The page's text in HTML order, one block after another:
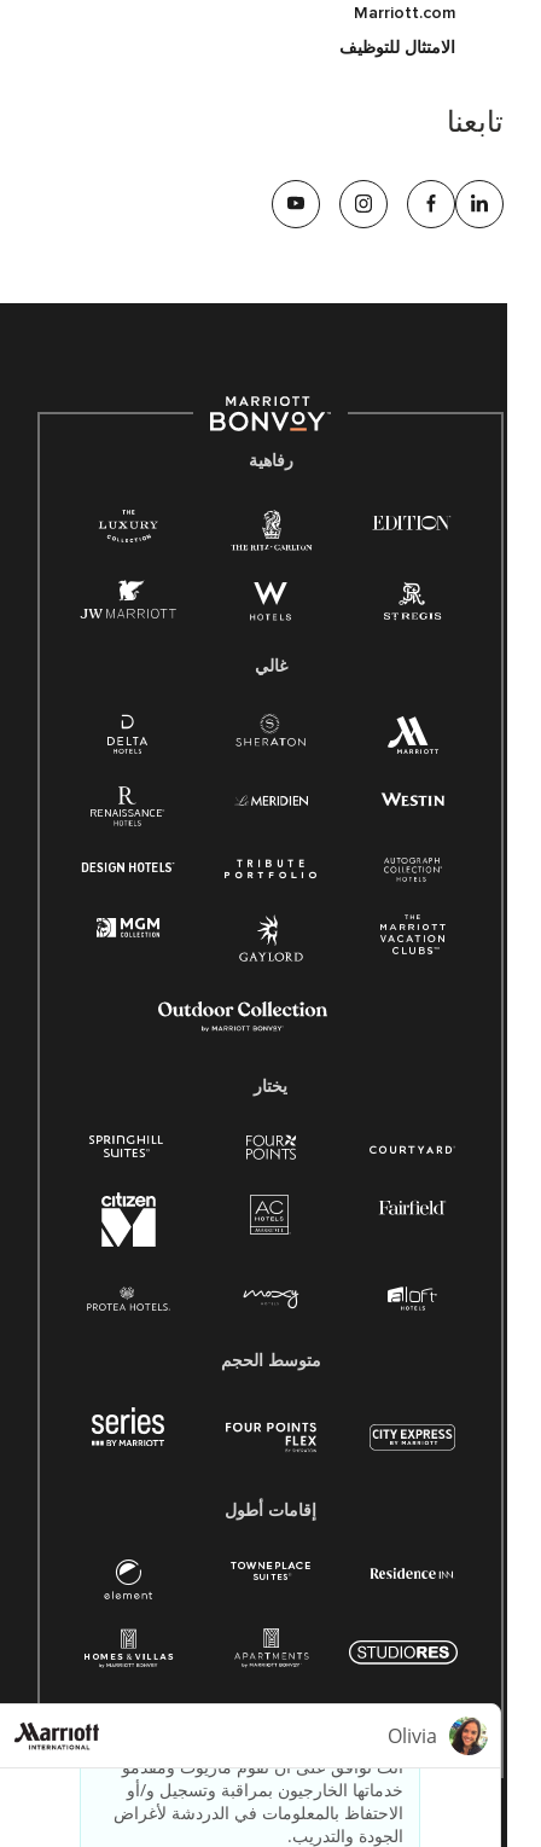
Marriott.com
الامتثال للتوظيف
تابعنا
رفاهية
غالي
متوسط ​​الحجم
إقامات أطول